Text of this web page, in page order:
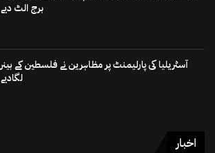
برج الٹ دیے
آسٹریلیا کی پارلیمنٹ پر مظاہرین نے فلسطین کے بینر
لگادیے
اخبار